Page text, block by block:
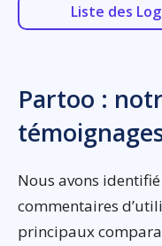
Liste des
Partoo :
Nous avons
commentaires
principaux